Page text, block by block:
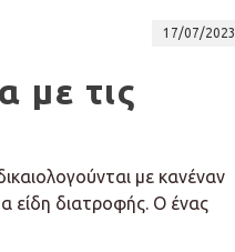
17/07/2023
με τις
με κανέναν
είδη διατροφής. Ο ένας